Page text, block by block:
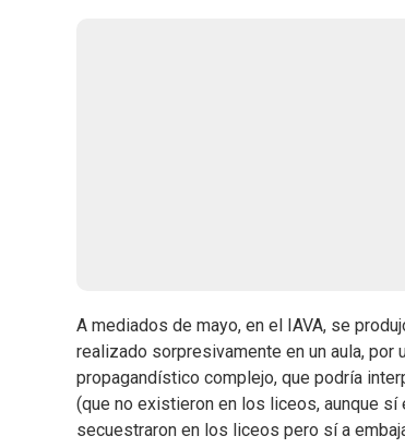
A mediados de mayo, en el IAVA, se
realizado sorpresivamente en un aula,
propagandístico complejo, que podría
(que no existieron en los liceos, aunque
secuestraron en los liceos pero sí a